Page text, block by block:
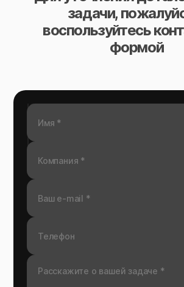
задачи,
воспользуйтесь
формой